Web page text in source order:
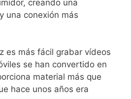
creando una
y una conexión más
es más fácil grabar vídeos
se han convertido en
material más que
hace unos años era